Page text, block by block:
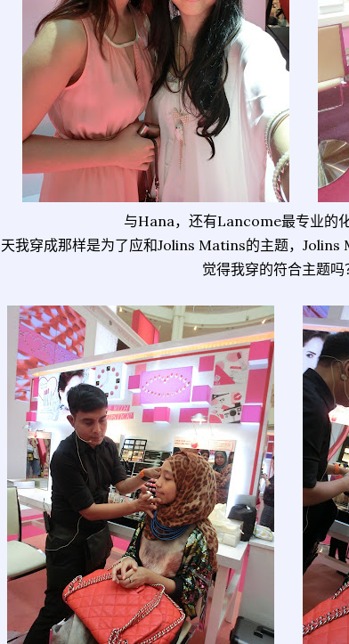
与Hana，还有Lancome最专业的
我穿成那样是为了应和Jolins Matins的主题，Jolins
觉得我穿的符合主题吗